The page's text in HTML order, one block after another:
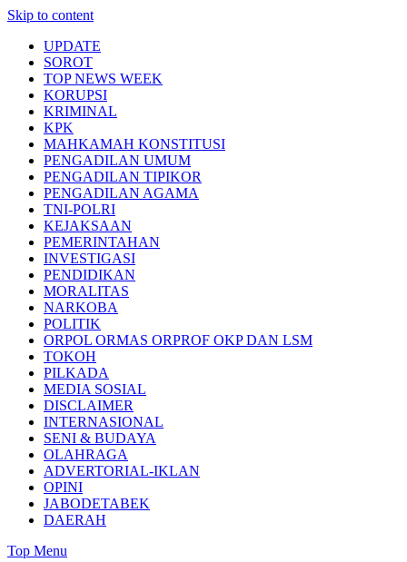
Skip to content
UPDATE
SOROT
TOP NEWS WEEK
KORUPSI
KRIMINAL
KPK
MAHKAMAH KONSTITUSI
PENGADILAN UMUM
PENGADILAN TIPIKOR
PENGADILAN AGAMA
TNI-POLRI
KEJAKSAAN
PEMERINTAHAN
INVESTIGASI
PENDIDIKAN
MORALITAS
NARKOBA
POLITIK
ORPOL ORMAS ORPROF OKP DAN LSM
TOKOH
PILKADA
MEDIA SOSIAL
DISCLAIMER
INTERNASIONAL
SENI & BUDAYA
OLAHRAGA
ADVERTORIAL-IKLAN
OPINI
JABODETABEK
DAERAH
Top Menu